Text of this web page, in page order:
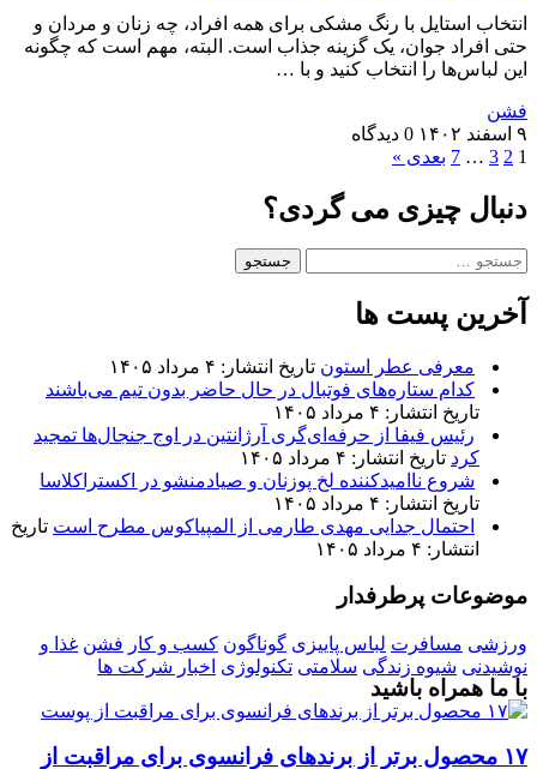
انتخاب استایل با رنگ مشکی برای همه افراد، چه زنان و مردان و
حتی افراد جوان، یک گزینه جذاب است. البته، مهم است که چگونه
این لباس‌ها را انتخاب کنید و با …
فشن
۹ اسفند ۱۴۰۲
0 دیدگاه
1
2
3
…
7 بعدی »
دنبال چیزی می گردی؟
جستجو
آخرین پست ها
معرفی عطر استون تاریخ انتشار: ۴ مرداد ۱۴۰۵
کدام ستاره‌های فوتبال در حال حاضر بدون تیم می‌باشند
تاریخ انتشار: ۴ مرداد ۱۴۰۵
رئیس فیفا از حرفه‌ای‌گری آرژانتین در اوج جنجال‌ها تمجید
کرد تاریخ انتشار: ۴ مرداد ۱۴۰۵
شروع ناامیدکننده لخ پوزنان و صیادمنشو در اکستراکلاسا
تاریخ انتشار: ۴ مرداد ۱۴۰۵
احتمال جدایی مهدی طارمی از المپیاکوس مطرح است تاریخ
انتشار: ۴ مرداد ۱۴۰۵
موضوعات پرطرفدار
ورزشی مسافرت لباس پاییزی گوناگون کسب و کار فشن غذا و
نوشیدنی شیوه زندگی سلامتی تکنولوژی اخبار شرکت ها
با ما همراه باشید
۱۷ محصول برتر از برندهای فرانسوی برای مراقبت از